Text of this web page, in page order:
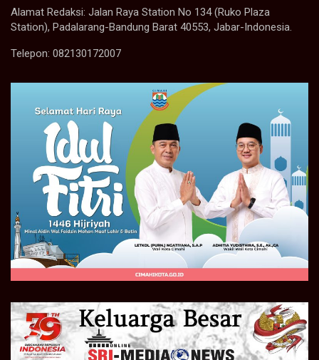
Alamat Redaksi: Jalan Raya Station No 134 (Ruko Plaza
Station), Padalarang-Bandung Barat 40553, Jabar-Indonesia.
Telepon: 082130172007